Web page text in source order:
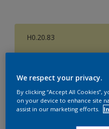
H0.20.83
Dydis
1 l
We respect your privacy.
By clicking “Accept All
on your device to enhance site
assist in our marketing efforts.